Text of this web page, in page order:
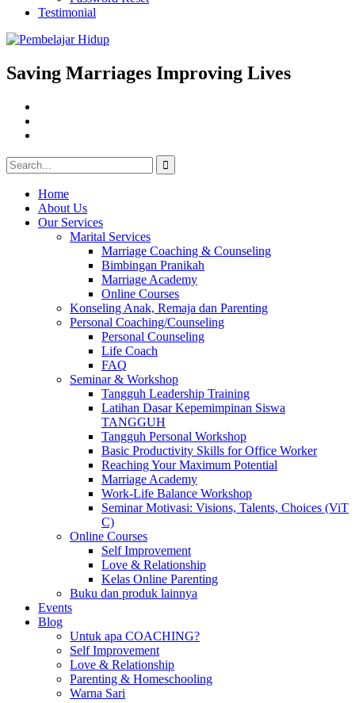
Testimonial
Saving Marriages Improving Lives
Search
for:
Home
About Us
Our Services
Marital Services
Marriage Coaching & Counseling
Bimbingan Pranikah
Marriage Academy
Online Courses
Konseling Anak, Remaja dan Parenting
Personal Coaching/Counseling
Personal Counseling
Life Coach
FAQ
Seminar & Workshop
Tangguh Leadership Training
Latihan Dasar Kepemimpinan Siswa
TANGGUH
Tangguh Personal Workshop
Basic Productivity Skills for Office Worker
Reaching Your Maximum Potential
Marriage Academy
Work-Life Balance Workshop
Seminar Motivasi: Visions, Talents, Choices (ViT
C)
Online Courses
Self Improvement
Love & Relationship
Kelas Online Parenting
Buku dan produk lainnya
Events
Blog
Untuk apa COACHING?
Self Improvement
Love & Relationship
Parenting & Homeschooling
Warna Sari